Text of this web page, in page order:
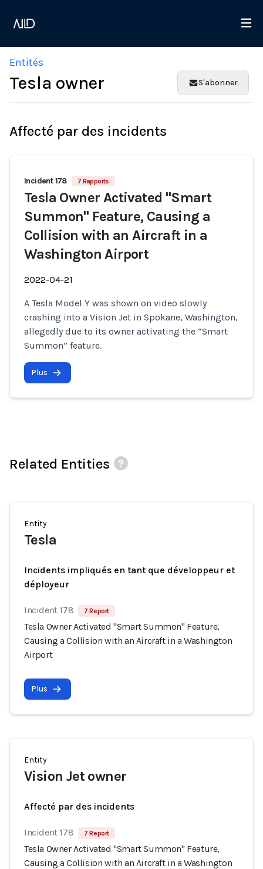
Entités
Tesla owner S'abonner
Affecté par des incidents
Incident 178 7 Rapports
Tesla Owner Activated "Smart
Summon" Feature, Causing a
Collision with an Aircraft in a
Washington Airport
2022-04-21
A Tesla Model Y was shown on video slowly
crashing into a Vision Jet in Spokane, Washington,
allegedly due to its owner activating the “Smart
Summon” feature.
Plus
Related Entities
Entity
Tesla
Incidents impliqués en tant que développeur et
déployeur
Incident 178 7 Report
Tesla Owner Activated "Smart Summon" Feature,
Causing a Collision with an Aircraft in a Washington
Airport
Plus
Entity
Vision Jet owner
Affecté par des incidents
Incident 178 7 Report
Tesla Owner Activated "Smart Summon" Feature,
Causing a Collision with an Aircraft in a Washington